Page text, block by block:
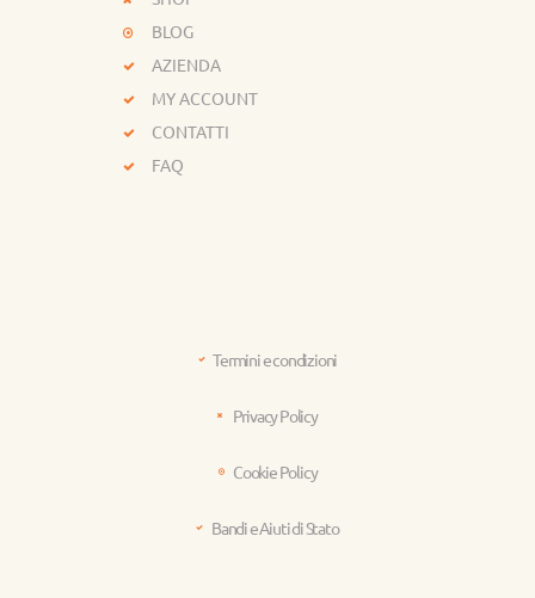
BLOG
AZIENDA
MY ACCOUNT
CONTATTI
FAQ
Termini e condizioni
Privacy Policy
Cookie Policy
Bandi e Aiuti di Stato